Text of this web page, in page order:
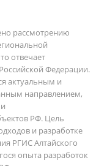
рассмотрению
отвечает
Федерации.
актуальным и
направлением,
РФ. Цель
и разработке
РГИС Алтайского
опыта разработок